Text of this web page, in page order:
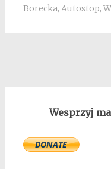
Borecka, Autostop,
Wesprzyj